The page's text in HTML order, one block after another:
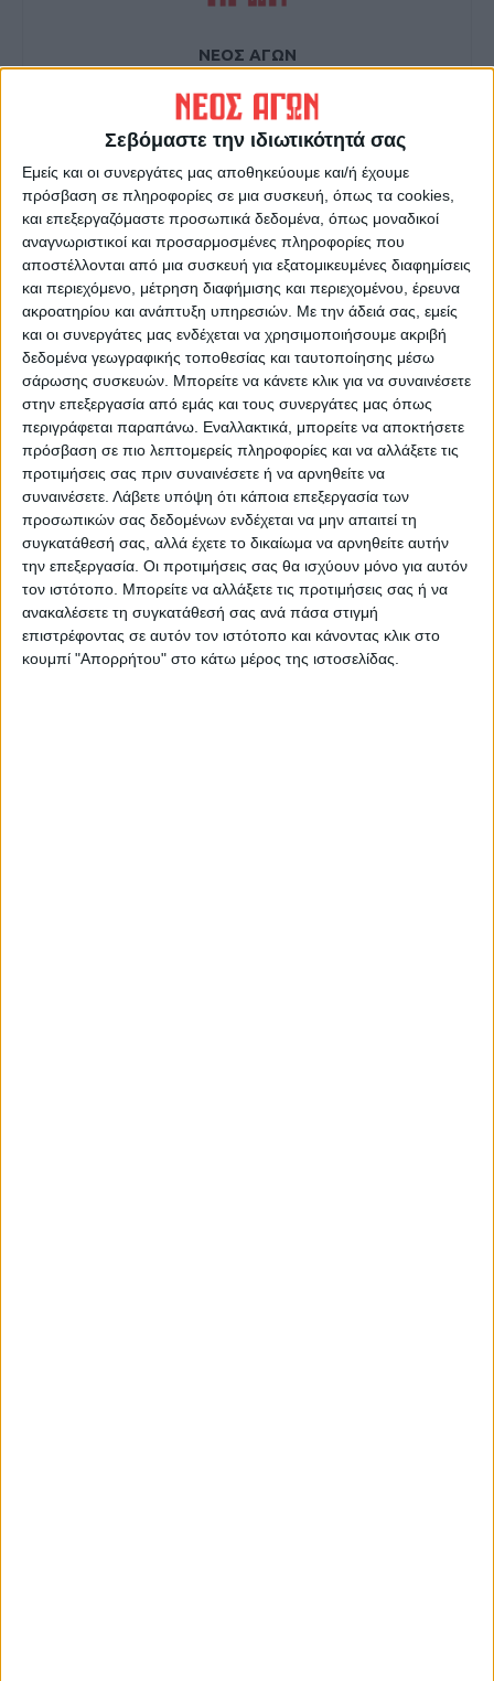
Σεβόμαστε την ιδιωτικότητά σας
Εμείς και οι συνεργάτες μας αποθηκεύουμε και/ή έχουμε
πρόσβαση σε πληροφορίες σε μια συσκευή, όπως τα cookies,
και επεξεργαζόμαστε προσωπικά δεδομένα, όπως μοναδικοί
αναγνωριστικοί και προσαρμοσμένες πληροφορίες που
αποστέλλονται από μια συσκευή για εξατομικευμένες διαφημίσεις
και περιεχόμενο, μέτρηση διαφήμισης και περιεχομένου, έρευνα
ακροατηρίου και ανάπτυξη υπηρεσιών. Με την άδειά σας, εμείς
και οι συνεργάτες μας ενδέχεται να χρησιμοποιήσουμε ακριβή
δεδομένα γεωγραφικής τοποθεσίας και ταυτοποίησης μέσω
σάρωσης συσκευών. Μπορείτε να κάνετε κλικ για να συναινέσετε
στην επεξεργασία από εμάς και τους συνεργάτες μας όπως
περιγράφεται παραπάνω. Εναλλακτικά, μπορείτε να αποκτήσετε
πρόσβαση σε πιο λεπτομερείς πληροφορίες και να αλλάξετε τις
προτιμήσεις σας πριν συναινέσετε ή να αρνηθείτε να
συναινέσετε. Λάβετε υπόψη ότι κάποια επεξεργασία των
προσωπικών σας δεδομένων ενδέχεται να μην απαιτεί τη
συγκατάθεσή σας, αλλά έχετε το δικαίωμα να αρνηθείτε αυτήν
την επεξεργασία. Οι προτιμήσεις σας θα ισχύουν μόνο για αυτόν
τον ιστότοπο. Μπορείτε να αλλάξετε τις προτιμήσεις σας ή να
ανακαλέσετε τη συγκατάθεσή σας ανά πάσα στιγμή
επιστρέφοντας σε αυτόν τον ιστότοπο και κάνοντας κλικ στο
κουμπί "Απορρήτου" στο κάτω μέρος της ιστοσελίδας.
ΝΕΟΣ ΑΓΩΝ
Η Αρχαιότερη Καθημερινή Πρωινή Εφημερίδα της Καρδίτσας
ΠΑΡΟΜΟΙΑ ΑΡΘΡΑ
VIDEO ΤΗΣ ΘΕΣΣΑΛΙΑΣ
Περιπέτεια για τον πρόεδρο του Ε.Κ.Λ
Γιάννη Σκόκα